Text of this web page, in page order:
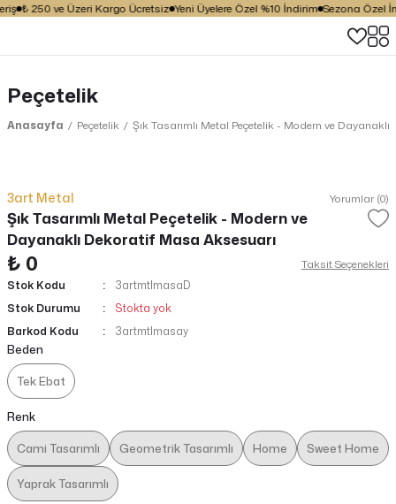
₺ 250 ve Üzeri Kargo Ücretsiz Yeni Üyelere Özel %10 İndirim Sezona Özel
Peçetelik
Anasayfa Peçetelik Şık Tasarımlı Metal Peçetelik - Modern ve
3art Metal Yorumlar (0)
Şık Tasarımlı Metal Peçetelik - Modern ve
Dayanaklı Dekoratif Masa Aksesuarı
₺ 0
Taksit Seçenekleri
Stok Kodu
3artmtlmasaD
Stok Durumu
Stokta yok
Barkod Kodu
3artmtlmasay
Beden
Tek Ebat
Renk
Cami Tasarımlı
Geometrik Tasarımlı Home Sweet Home
Yaprak Tasarımlı